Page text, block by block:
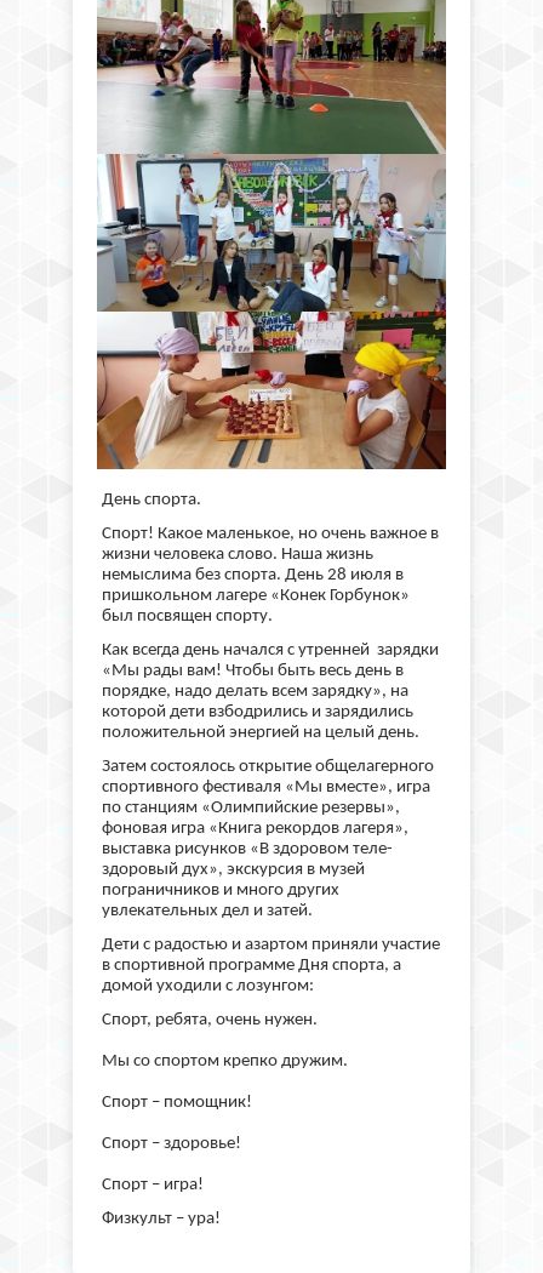
День спорта.
Спорт! Какое маленькое, но очень важное в
жизни человека слово. Наша жизнь
немыслима без спорта. День 28 июля в
пришкольном лагере «Конек Горбунок»
был посвящен спорту.
Как всегда день начался с утренней зарядки
«Мы рады вам! Чтобы быть весь день в
порядке, надо делать всем зарядку», на
которой дети взбодрились и зарядились
положительной энергией на целый день.
Затем состоялось открытие общелагерного
спортивного фестиваля «Мы вместе», игра
по станциям «Олимпийские резервы»,
фоновая игра «Книга рекордов лагеря»,
выставка рисунков «В здоровом теле-
здоровый дух», экскурсия в музей
пограничников и много других
увлекательных дел и затей.
Дети с радостью и азартом приняли участие
в спортивной программе Дня спорта, а
домой уходили с лозунгом:
Спорт, ребята, очень нужен.
Мы со спортом крепко дружим.
Спорт – помощник!
Спорт – здоровье!
Спорт – игра!
Физкульт – ура!